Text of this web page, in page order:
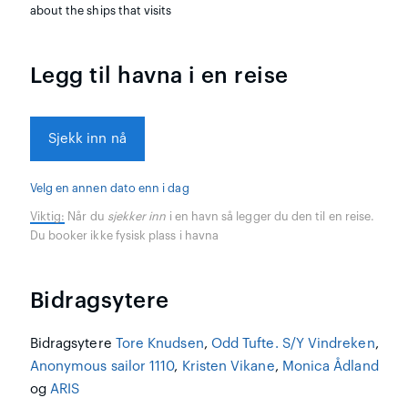
about the ships that visits
Legg til havna i en reise
Sjekk inn nå
Velg en annen dato enn i dag
Viktig: Når du sjekker inn i en havn så legger du den til en reise.
Du booker ikke fysisk plass i havna
Bidragsytere
Bidragsytere Tore Knudsen, Odd Tufte. S/Y Vindreken,
Anonymous sailor 1110, Kristen Vikane, Monica Ådland
og ARIS